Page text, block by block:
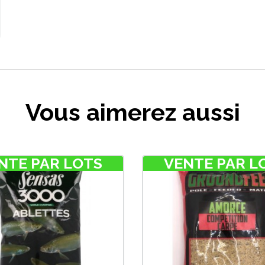
Vous aimerez aussi
PAR LOTS VENTE PAR